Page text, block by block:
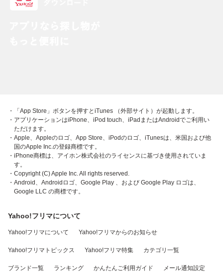
・「App Store」ボタンを押すとiTunes （外部サイト）が起動します。
・アプリケーションはiPhone、iPod touch、iPadまたはAndroidでご利用い
ただけます。
・Apple、Appleのロゴ、App Store、iPodのロゴ、iTunesは、米国および他
国のApple Inc.の登録商標です。
・iPhone商標は、アイホン株式会社のライセンスに基づき使用されていま
す。
・Copyright (C) Apple Inc. All rights reserved.
・Android、Androidロゴ、Google Play 、および Google Play ロゴは、
Google LLC の商標です。
Yahoo!フリマについて
Yahoo!フリマについて Yahoo!フリマからのお知らせ
Yahoo!フリマトピックス Yahoo!フリマ特集 カテゴリ一覧
ブランド一覧 ランキング かんたんご利用ガイド メール通知設定